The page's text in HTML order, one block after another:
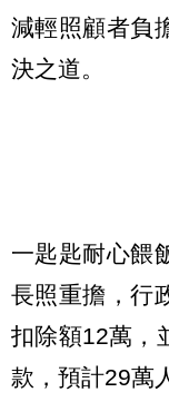
減輕照顧者負
決之道。
一匙匙耐心餵
長照重擔，行
扣除額12萬，
款，預計29萬